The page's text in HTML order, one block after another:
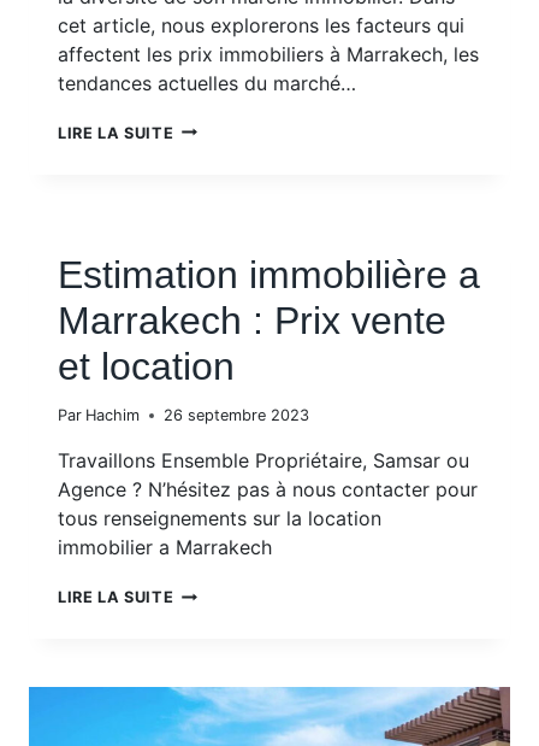
cet article, nous explorerons les facteurs qui
affectent les prix immobiliers à Marrakech, les
tendances actuelles du marché…
LIRE LA SUITE PRIX
Estimation immobilière a
Marrakech : Prix vente
et location
Par Hachim 26 septembre 2023
Travaillons Ensemble Propriétaire, Samsar ou
Agence ? N’hésitez pas à nous contacter pour
tous renseignements sur la location
immobilier a Marrakech
LIRE LA SUITE ESTIMATION
:
PRIX
VENTE